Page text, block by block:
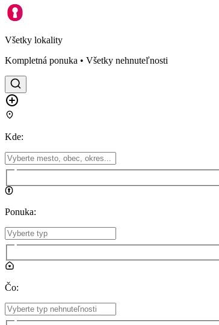
Všetky lokality
Kompletná ponuka • Všetky nehnuteľnosti
Kde:
Ponuka:
Čo: